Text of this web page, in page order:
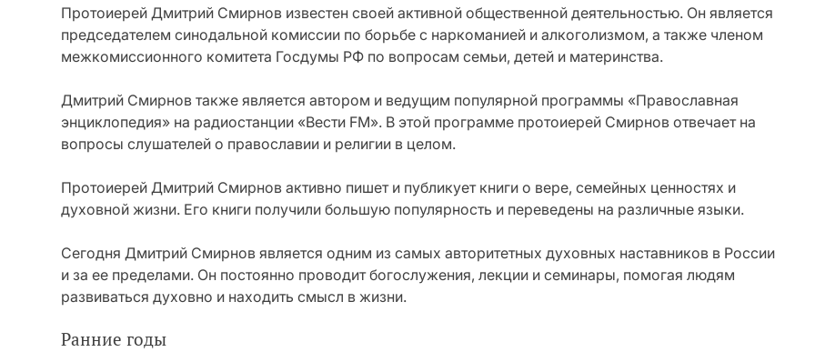
Протоиерей Дмитрий Смирнов известен своей активной общественной деятельностью. Он является
председателем синодальной комиссии по борьбе с наркоманией и алкоголизмом, а также членом
межкомиссионного комитета Госдумы РФ по вопросам семьи, детей и материнства.
Дмитрий Смирнов также является автором и ведущим популярной программы «Православная
энциклопедия» на радиостанции «Вести FM». В этой программе протоиерей Смирнов отвечает на
вопросы слушателей о православии и религии в целом.
Протоиерей Дмитрий Смирнов активно пишет и публикует книги о вере, семейных ценностях и
духовной жизни. Его книги получили большую популярность и переведены на различные языки.
Сегодня Дмитрий Смирнов является одним из самых авторитетных духовных наставников в России
и за ее пределами. Он постоянно проводит богослужения, лекции и семинары, помогая людям
развиваться духовно и находить смысл в жизни.
Ранние годы